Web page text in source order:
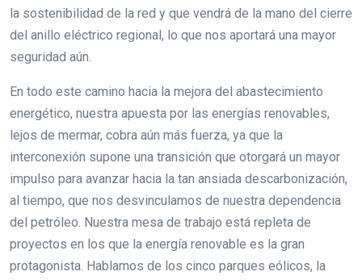
la sostenibilidad de la red y que vendrá de la mano del cierre
del anillo eléctrico regional, lo que nos aportará una mayor
seguridad aún.
En todo este camino hacia la mejora del abastecimiento
energético, nuestra apuesta por las energías renovables,
lejos de mermar, cobra aún más fuerza, ya que la
interconexión supone una transición que otorgará un mayor
impulso para avanzar hacia la tan ansiada descarbonización,
al tiempo, que nos desvinculamos de nuestra dependencia
del petróleo. Nuestra mesa de trabajo está repleta de
proyectos en los que la energía renovable es la gran
protagonista. Hablamos de los cinco parques eólicos, la